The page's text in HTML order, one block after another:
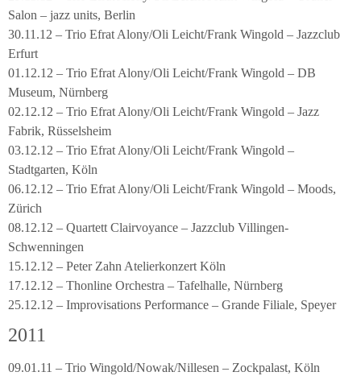
Salon – jazz units, Berlin
30.11.12 – Trio Efrat Alony/Oli Leicht/Frank Wingold – Jazzclub
Erfurt
01.12.12 – Trio Efrat Alony/Oli Leicht/Frank Wingold – DB
Museum, Nürnberg
02.12.12 – Trio Efrat Alony/Oli Leicht/Frank Wingold – Jazz
Fabrik, Rüsselsheim
03.12.12 – Trio Efrat Alony/Oli Leicht/Frank Wingold –
Stadtgarten, Köln
06.12.12 – Trio Efrat Alony/Oli Leicht/Frank Wingold – Moods,
Zürich
08.12.12 – Quartett Clairvoyance – Jazzclub Villingen-
Schwenningen
15.12.12 – Peter Zahn Atelierkonzert Köln
17.12.12 – Thonline Orchestra – Tafelhalle, Nürnberg
25.12.12 – Improvisations Performance – Grande Filiale, Speyer
2011
09.01.11 – Trio Wingold/Nowak/Nillesen – Zockpalast, Köln